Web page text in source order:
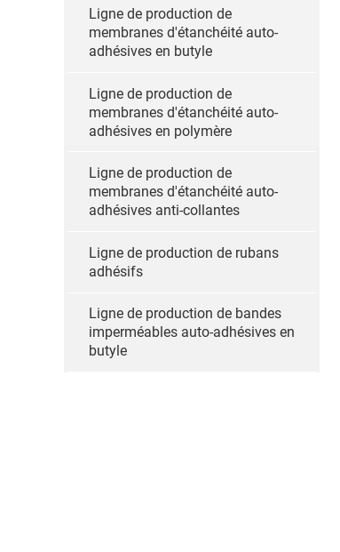
Ligne de production de
membranes d'étanchéité auto-
adhésives en butyle
Ligne de production de
membranes d'étanchéité auto-
adhésives en polymère
Ligne de production de
membranes d'étanchéité auto-
adhésives anti-collantes
Ligne de production de rubans
adhésifs
Ligne de production de bandes
imperméables auto-adhésives en
butyle